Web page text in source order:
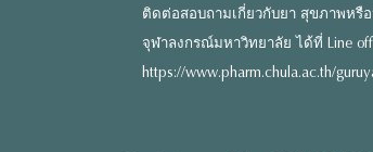
ติดต่อสอบถามเกี่ยวกับยา สุขภาพหรื
จุฬาลงกรณ์มหาวิทยาลัย ได้ที่ Line
https://www.pharm.chula.ac.th/